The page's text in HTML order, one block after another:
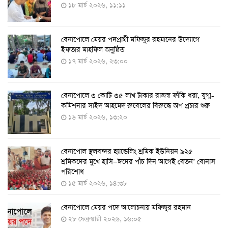
দেশেই তৈরি হলো করোনা পরীক্ষার কিট, সময় লাগবে ৪-৫
ঘণ্টা
৭ আগস্ট ২০২২, ১৪:০৩
১১ আগস্ট থেকে পরীক্ষামূলকভাবে শুরু শিশুদের করোনা টিকা
দেওয়া
৭ আগস্ট ২০২২, ১৩:৫৩
করোনায় ৫ জনের মৃত্যু, শনাক্ত ৬২৬
২৭ জুলাই ২০২২, ১৭:৩৮
দেশে করোনায় শনাক্তের সংখ্যা ২০ লাখ ছাড়াল
২১ জুলাই ২০২২, ১৭:৫৪
১৮ মার্চ ২০২৬, ১১:১১
বেনাপোলে মেয়র পদপ্রার্থী মফিজুর রহমানের উদ্যোগে
ইফতার মাহফিল অনুষ্ঠিত
১৭ মার্চ ২০২৬, ২৩:০০
বেনাপোলে ৩ কোটি ৩৫ লাখ টাকার রাজস্ব ফাঁকি ধরা, যুগ্ম-
কমিশনার সাইদ আহমেদ রুবেলের বিরুদ্ধে অপ প্রচার শুরু
১৬ মার্চ ২০২৬, ১৩:২০
বেনাপোল স্থলবন্দর হ্যান্ডেলিং শ্রমিক ইউনিয়ন ৯২৫
শ্রমিকদের মুখে হাসি—ঈদের পাঁচ দিন আগেই বেতন’ বোনাস
পরিশোধ
১৫ মার্চ ২০২৬, ১৪:৩৮
বেনাপোলে মেয়র পদে আলোচনায় মফিজুর রহমান
২৮ ফেব্রুয়ারী ২০২৬, ১৬:০৫